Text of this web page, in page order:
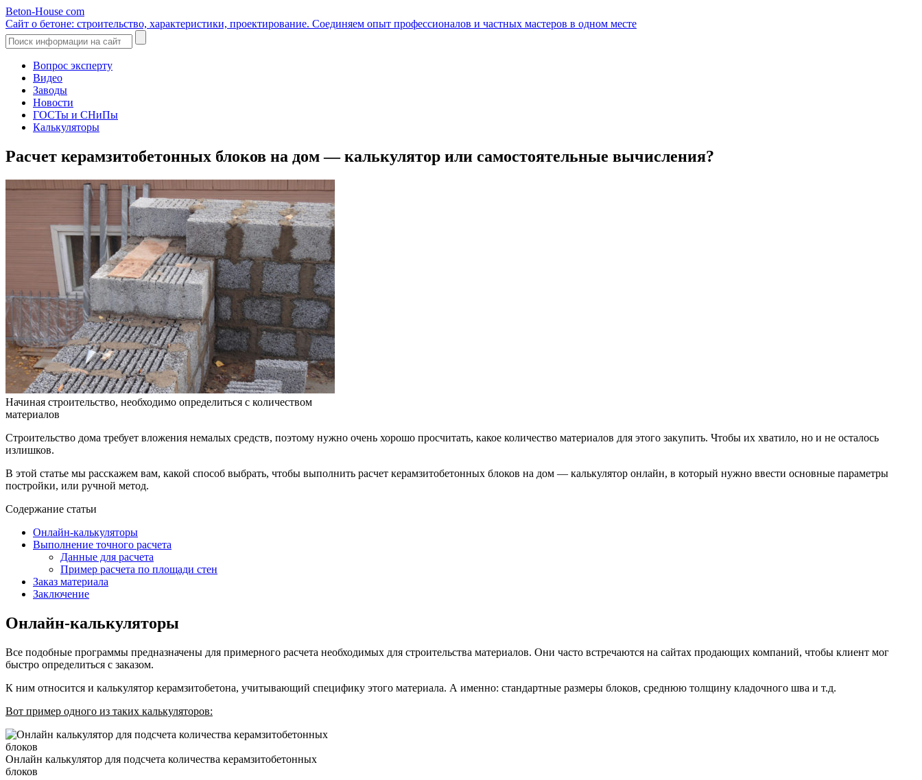
Beton-House com
Сайт о бетоне: строительство, характеристики, проектирование. Соединяем опыт профессионалов и частных мастеров в одном месте
Вопрос эксперту
Видео
Заводы
Новости
ГОСТы и СНиПы
Калькуляторы
Расчет керамзитобетонных блоков на дом — калькулятор или самостоятельные вычисления?
Начиная строительство, необходимо определиться с количеством
материалов
Строительство дома требует вложения немалых средств, поэтому нужно очень хорошо просчитать, какое количество материалов для этого закупить. Чтобы их хватило, но и не осталось
излишков.
В этой статье мы расскажем вам, какой способ выбрать, чтобы выполнить расчет керамзитобетонных блоков на дом — калькулятор онлайн, в который нужно ввести основные параметры
постройки, или ручной метод.
Содержание статьи
Онлайн-калькуляторы
Выполнение точного расчета
Данные для расчета
Пример расчета по площади стен
Заказ материала
Заключение
Онлайн-калькуляторы
Все подобные программы предназначены для примерного расчета необходимых для строительства материалов. Они часто встречаются на сайтах продающих компаний, чтобы клиент мог
быстро определиться с заказом.
К ним относится и калькулятор керамзитобетона, учитывающий специфику этого материала. А именно: стандартные размеры блоков, среднюю толщину кладочного шва и т.д.
Вот пример одного из таких калькуляторов:
Онлайн калькулятор для подсчета количества керамзитобетонных
блоков